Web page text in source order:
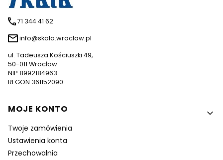
71 344 41 62
info@skala.wroclaw.pl
ul. Tadeusza Kościuszki 49,
50-011 Wrocław
NIP 8992184963
REGON 361152090
Linki w stopce
MOJE KONTO
Twoje zamówienia
Ustawienia konta
Przechowalnia